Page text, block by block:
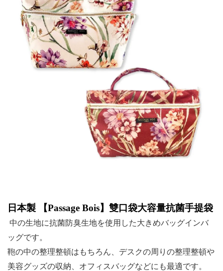
日本製 【Passage Bois】雙口袋大容量抗菌手提袋
中の生地に抗菌防臭生地を使用した大きめバッグインバ
ッグです。
鞄の中の整理整頓はもちろん、デスクの周りの整理整頓や
美容グッズの収納、オフィスバッグなどにも最適です。